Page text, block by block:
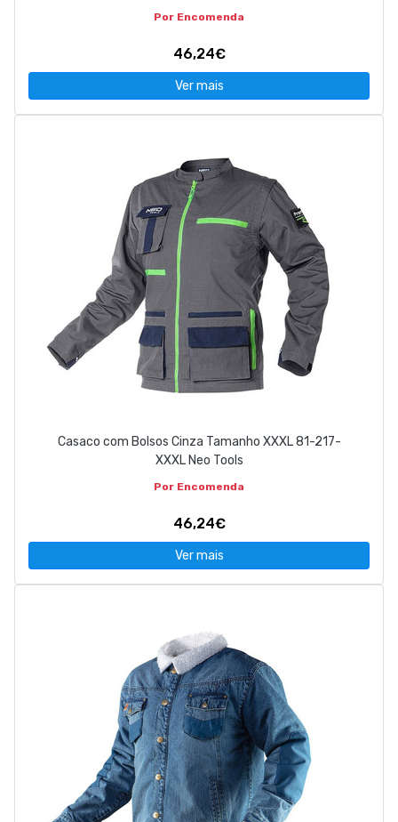
Por Encomenda
46,24€
Ver mais
Casaco com Bolsos Cinza Tamanho XXXL 81-217-
XXXL Neo Tools
Por Encomenda
46,24€
Ver mais